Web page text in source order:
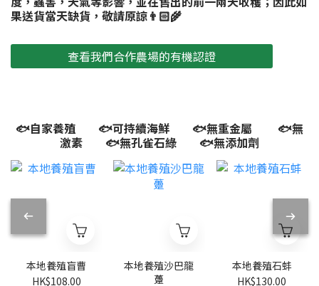
果送貨當天缺貨，敬請原諒👨🏻‍🌾
查看我們合作農場的有機認證
🐟自家養殖 🐟可持續海鮮 🐟無重金屬 🐟無
激素 🐟無孔雀石綠 🐟無添加劑
本地養殖盲曹
HK$108.00
本地養殖沙巴龍
躉
本地養殖石蚌
HK$130.00